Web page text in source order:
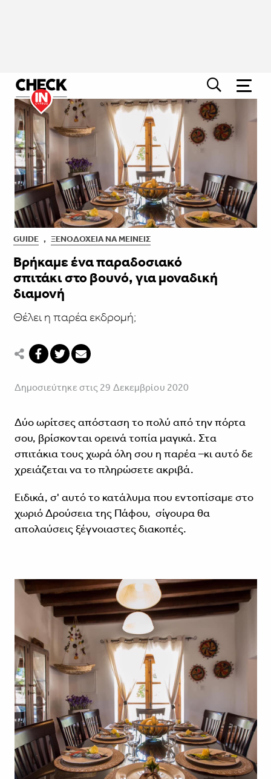
GUIDE , ΞΕΝΟΔΟΧΕΊΑ ΝΑ ΜΕΊΝΕΙΣ
Βρήκαμε ένα παραδοσιακό
σπιτάκι στο βουνό, για μοναδική
διαμονή
Θέλει η παρέα εκδρομή;
Δημοσιεύτηκε στις 29 Δεκεμβρίου 2020
Δύο ωρίτσες απόσταση το πολύ από την πόρτα
σου, βρίσκονται ορεινά τοπία μαγικά. Στα
σπιτάκια τους χωρά όλη σου η παρέα –κι αυτό δε
χρειάζεται να το πληρώσετε ακριβά.
Ειδικά, σ' αυτό το κατάλυμα που εντοπίσαμε στο
χωριό Δρούσεια της Πάφου, σίγουρα θα
απολαύσεις ξέγνοιαστες διακοπές.